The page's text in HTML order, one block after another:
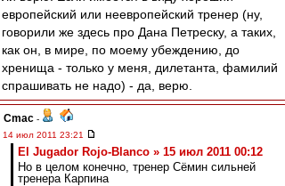
европейский или неевропейский тренер (ну,
говорили же здесь про Дана Петреску, а таких,
как он, в мире, по моему убеждению, до
хренища - только у меня, дилетанта, фамилий
спрашивать не надо) - да, верю.
Cmac -
14 июл 2011 23:21
El Jugador Rojo-Blanco » 15 июл 2011 00:12
Но в целом конечно, тренер Сёмин сильней
тренера Карпина